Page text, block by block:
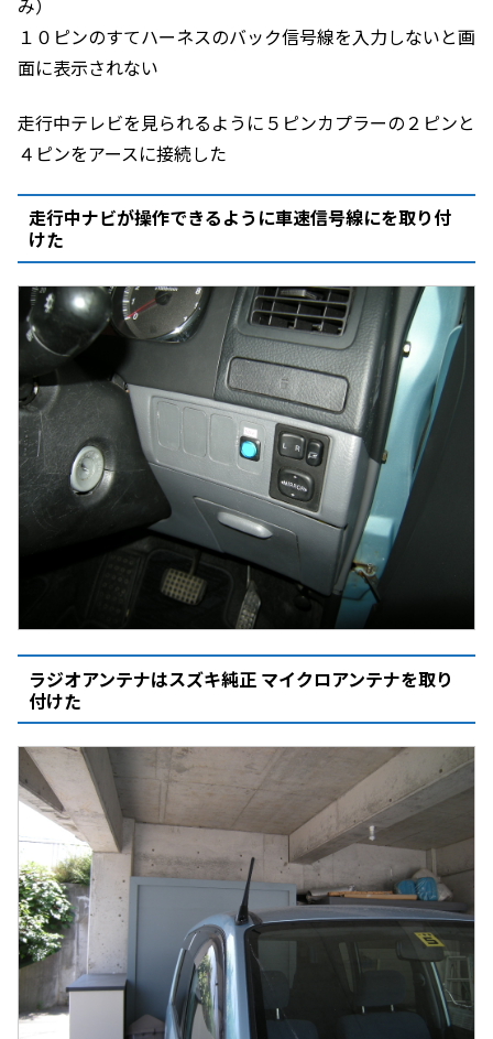
み）
１０ピンのすてハーネスのバック信号線を入力しないと画
面に表示されない
走行中テレビを見られるように５ピンカプラーの２ピンと
４ピンをアースに接続した
走行中ナビが操作できるように車速信号線にを取り付
けた
ラジオアンテナはスズキ純正 マイクロアンテナを取り
付けた